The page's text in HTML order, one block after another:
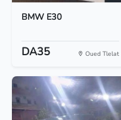
BMW E30
DA35 Oued Tlelat